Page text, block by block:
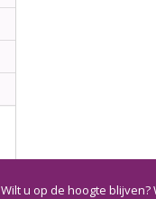
Wilt u op de hoogte